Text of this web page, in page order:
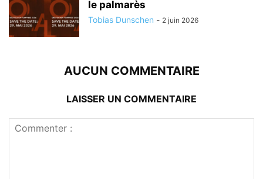
le palmarès
Tobias Dunschen - 2 juin 2026
AUCUN COMMENTAIRE
LAISSER UN COMMENTAIRE